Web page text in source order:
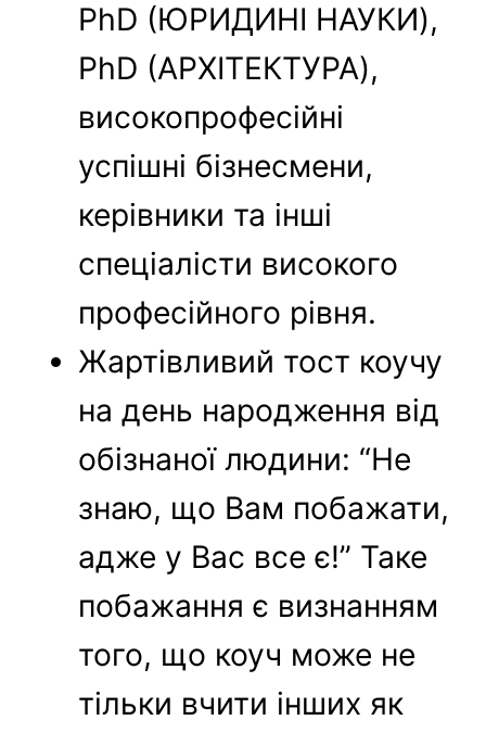
PhD (ЮРИДИНІ НАУКИ),
PhD (АРХІТЕКТУРА),
високопрофесійні
успішні бізнесмени,
керівники та інші
спеціалісти високого
професійного рівня.
Жартівливий тост коучу
на день народження від
обізнаної людини: “Не
знаю, що Вам побажати,
адже у Вас все є!” Таке
побажання є визнанням
того, що коуч може не
тільки вчити інших як